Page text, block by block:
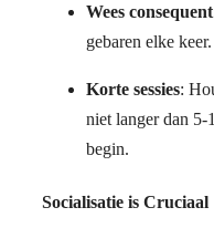
Wees consequent
gebaren elke
Korte sessies:
niet langer dan 5-
begin.
Socialisatie is Cruciaal